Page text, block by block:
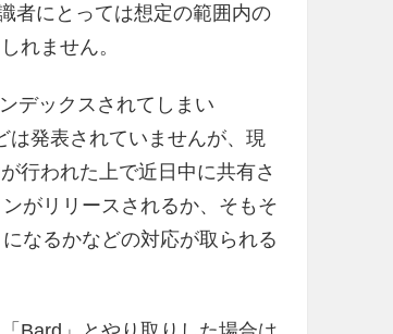
者にとっては想定の範囲内の
れません。
デックスされてしまい
は発表されていませんが、現
行われた上で近日中に共有さ
がリリースされるか、そもそ
なるかなどの対応が取られる